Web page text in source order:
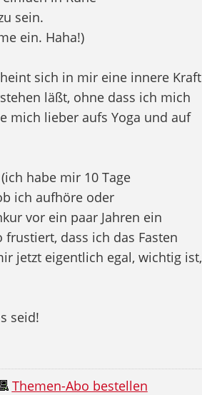
sein.
ein. Haha!)
sich in mir eine innere Kraft
läßt, ohne dass ich mich
mich lieber aufs Yoga und auf
habe mir 10 Tage
ich aufhöre oder
vor ein paar Jahren ein
dass ich das Fasten
jetzt eigentlich egal, wichtig ist,
seid!
Themen-Abo bestellen